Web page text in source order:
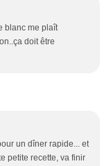
blanc me plaît
doit être
un dîner rapide... et
petite recette, va finir